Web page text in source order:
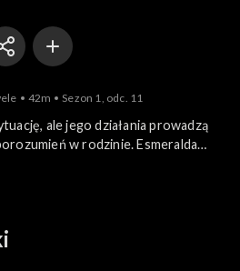
42m Sezon 1, odc. 11
ale jego działania prowadzą
w rodzinie. Esmeralda
ze strony przeciwników,